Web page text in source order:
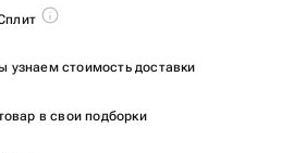
узнаем стоимость доставки
в свои подборки